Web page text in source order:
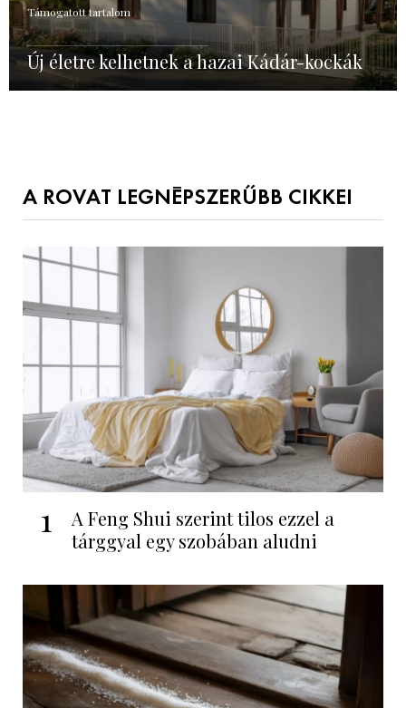
Támogatott tartalom
Új életre kelhetnek a hazai Kádár-kockák
A ROVAT LEGNÉPSZERŰBB CIKKEI
1
A Feng Shui szerint tilos ezzel a
tárggyal egy szobában aludni